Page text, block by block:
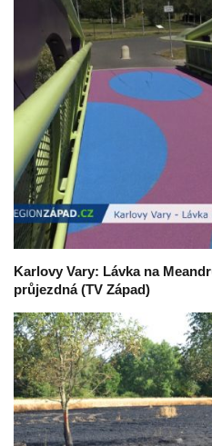
Karlovy Vary: Lávka na
průjezdná (TV Západ)